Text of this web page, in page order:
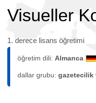
Visueller
1. derece lisans öğretimi
öğretim dili: Almanca
dallar grubu: gazetecilik